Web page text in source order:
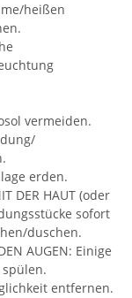
heißen
vermeiden.
erden.
DER HAUT (oder
sofort
duschen.
AUGEN: Einige
entfernen.